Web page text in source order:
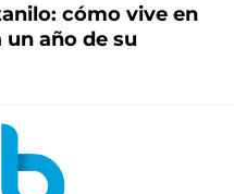
cómo vive en
año de su